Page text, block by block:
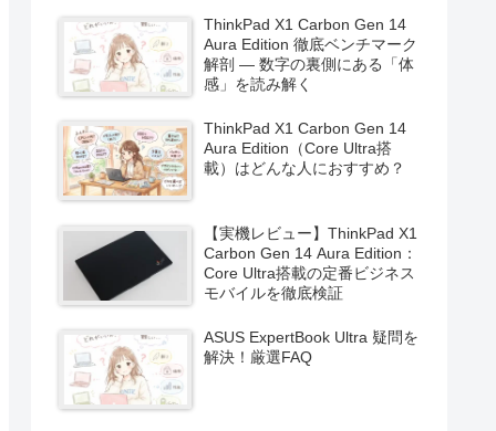
ThinkPad X1 Carbon Gen 14
Aura Edition 徹底ベンチマーク
解剖 ― 数字の裏側にある「体
感」を読み解く
ThinkPad X1 Carbon Gen 14
Aura Edition（Core Ultra搭
載）はどんな人におすすめ？
【実機レビュー】ThinkPad X1
Carbon Gen 14 Aura Edition：
Core Ultra搭載の定番ビジネス
モバイルを徹底検証
ASUS ExpertBook Ultra 疑問を
解決！厳選FAQ